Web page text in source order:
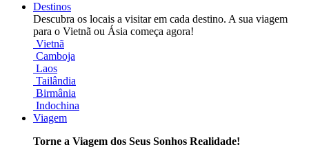
Destinos
Descubra os locais a visitar em cada destino. A sua viagem
para o Vietnã ou Ásia começa agora!
Vietnã
Camboja
Laos
Tailândia
Birmânia
Indochina
Viagem
Torne a Viagem dos Seus Sonhos Realidade!